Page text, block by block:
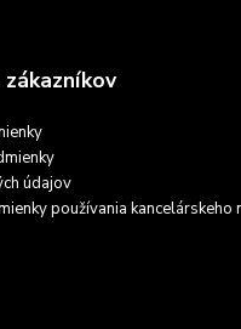
údajov
používania kancelárskeho